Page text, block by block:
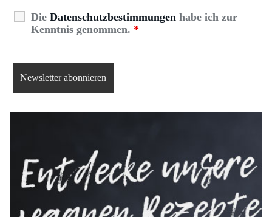
Die Datenschutzbestimmungen habe ich zur
Kenntnis genommen. *